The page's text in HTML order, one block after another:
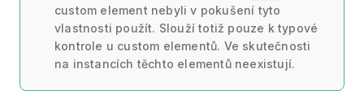
custom element nebyli v pokušení tyto
vlastnosti použít. Slouží totiž pouze k typové
kontrole u custom elementů. Ve skutečnosti
na instancích těchto elementů neexistují.